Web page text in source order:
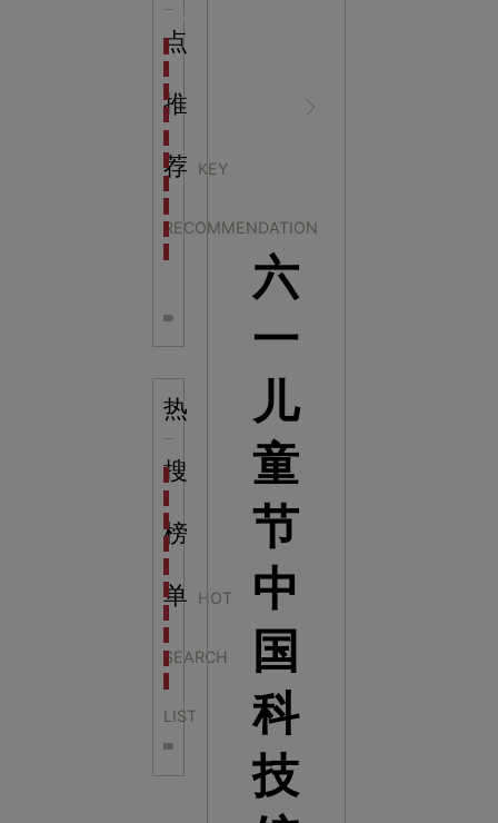
NEWS
CENTER
点
推
荐 KEY
RECOMMENDATION
海洋馆设计建设方案：展示内容和互动体验设计
非遗文化展厅设计要点：展厅布局策展技巧和创新元
航空航天科技馆设计思路：如何设计促进公众的兴趣
目前科技馆的展示内容主要包含哪些几个方面？
全息体验馆设计：打造身临其境的奇妙世界
热
搜
榜
单 HOT
SEARCH
LIST
科学梦成功中标公主岭市科技馆新馆项目
科学梦中标中国科学技术馆2022年中国流动科技馆
科学梦中标洛阳市科学技术馆展品采购项目
科学梦中标方城县科技馆展厅升级项目
科学梦中标濮阳县科技馆公共安全体验馆项目
科学梦集团中标广西大学海洋科教馆项目
科学梦集团中标淮师附小科技长廊展项目
科学梦集团中标洪泽湖治理保护展示馆项目
六
一
儿
童
节
中
国
科
技